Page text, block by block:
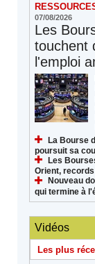
07/08/2026
Les
touchent
l'emploi
La Bourse
poursuit sa
Les
Orient,
Nouveau
qui termine à
Vidéos
Les plus